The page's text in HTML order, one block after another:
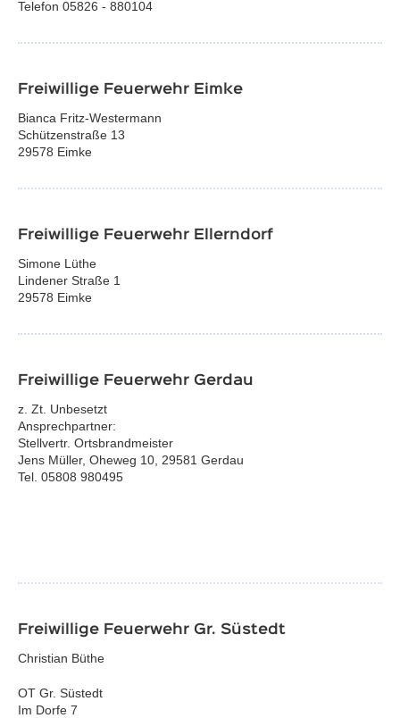
Telefon 05826 - 880104
Freiwillige Feuerwehr Eimke
Bianca Fritz-Westermann
Schützenstraße 13
29578 Eimke
Freiwillige Feuerwehr Ellerndorf
Simone Lüthe
Lindener Straße 1
29578 Eimke
Freiwillige Feuerwehr Gerdau
z. Zt. Unbesetzt
Ansprechpartner:
Stellvertr. Ortsbrandmeister
Jens Müller, Oheweg 10, 29581 Gerdau
Tel. 05808 980495
Freiwillige Feuerwehr Gr. Süstedt
Christian Büthe
OT Gr. Süstedt
Im Dorfe 7